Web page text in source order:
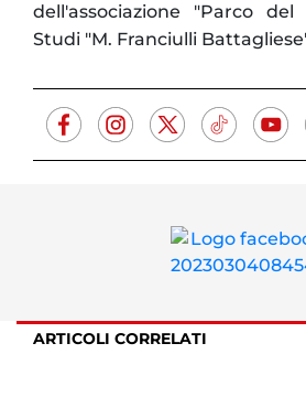
dell'associazione "Parco
Studi "M. Franciulli
ARTICOLI CORRELATI